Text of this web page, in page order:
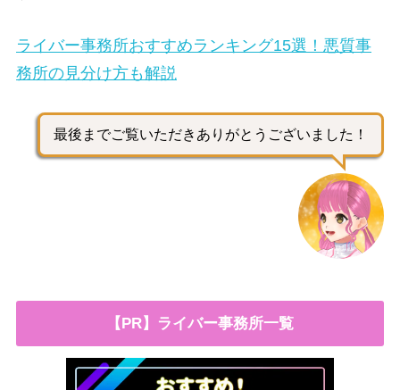
ライバー事務所おすすめランキング15選！悪質事
務所の見分け方も解説
最後までご覧いただきありがとうございました！
【PR】ライバー事務所一覧